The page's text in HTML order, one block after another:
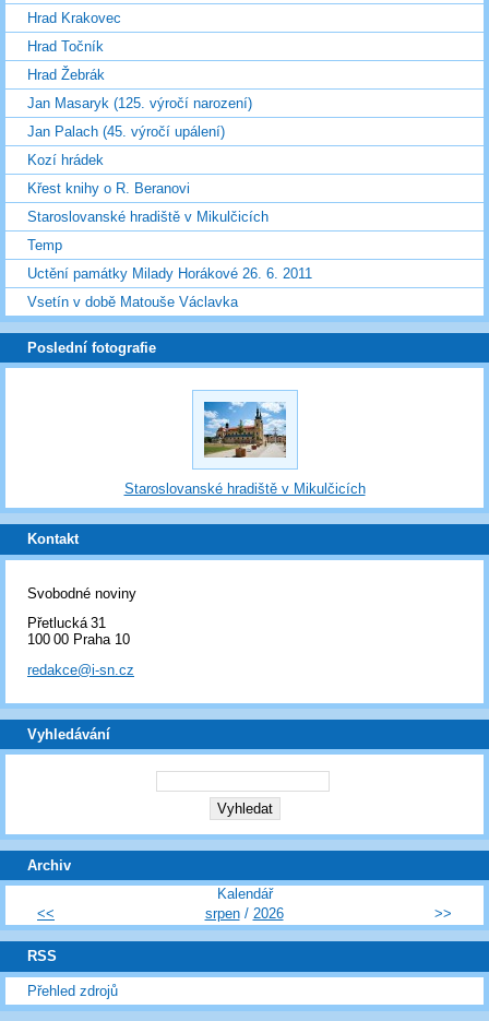
Hrad Krakovec
Hrad Točník
Hrad Žebrák
Jan Masaryk (125. výročí narození)
Jan Palach (45. výročí upálení)
Kozí hrádek
Křest knihy o R. Beranovi
Staroslovanské hradiště v Mikulčicích
Temp
Uctění památky Milady Horákové 26. 6. 2011
Vsetín v době Matouše Václavka
Poslední fotografie
Staroslovanské hradiště v Mikulčicích
Kontakt
Svobodné noviny
Přetlucká 31
100 00 Praha 10
redakce@i-sn.cz
Vyhledávání
Archiv
Kalendář
<<
srpen/ 2026 >>
RSS
Přehled zdrojů